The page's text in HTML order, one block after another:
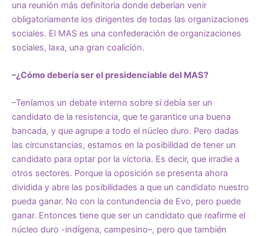
una reunión más definitoria donde deberían venir
obligatoriamente los dirigentes de todas las organizaciones
sociales. El MAS es una confederación de organizaciones
sociales, laxa, una gran coalición.
–¿Cómo debería ser el presidenciable del MAS?
–Teníamos un debate interno sobre si debía ser un
candidato de la resistencia, que te garantice una buena
bancada, y que agrupe a todo el núcleo duro. Pero dadas
las circunstancias, estamos en la posibilidad de tener un
candidato para optar por la victoria. Es decir, que irradie a
otros sectores. Porque la oposición se presenta ahora
dividida y abre las posibilidades a que un candidato nuestro
pueda ganar. No con la contundencia de Evo, pero puede
ganar. Entonces tiene que ser un candidato que reafirme el
núcleo duro -indígena, campesino–, pero que también